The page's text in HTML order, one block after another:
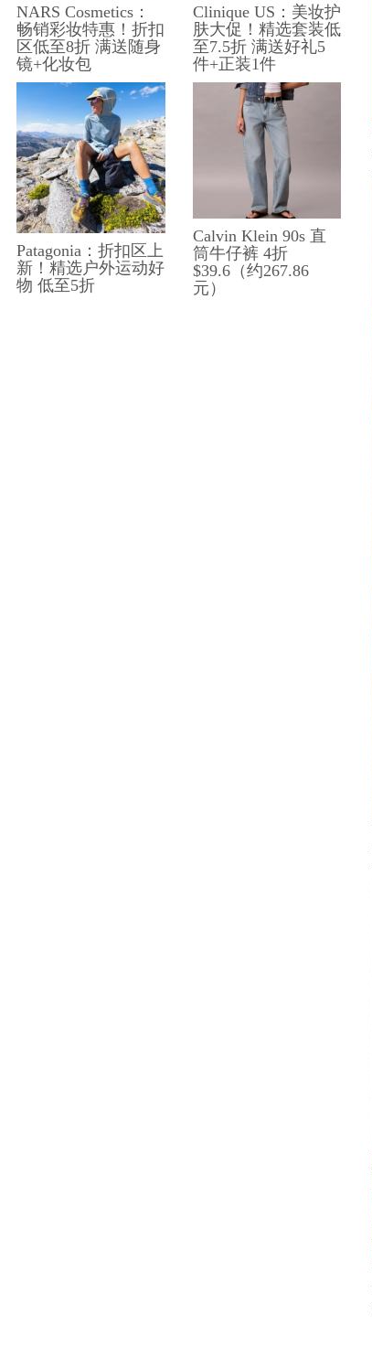
NARS Cosmetics：
畅销彩妆特惠！折扣
区低至8折 满送随身
镜+化妆包
Clinique US：美妆护
肤大促！精选套装低
至7.5折 满送好礼5
件+正装1件
Patagonia：折扣区上
新！精选户外运动好
物 低至5折
Calvin Klein 90s 直
筒牛仔裤 4折
$39.6（约267.86
元）